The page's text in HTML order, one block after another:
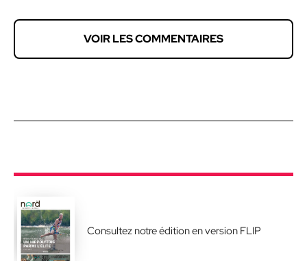
VOIR LES COMMENTAIRES
Consultez notre édition en version FLIP